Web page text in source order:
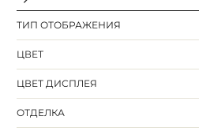
ТИП ОТОБРАЖЕНИЯ
ЦВЕТ
ЦВЕТ ДИСПЛЕЯ
ОТДЕЛКА